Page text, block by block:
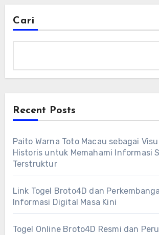
Cari
Recent Posts
Paito Warna Toto Macau sebagai
Historis untuk Memahami Informasi
Terstruktur
Link Togel Broto4D dan
Informasi Digital Masa Kini
Togel Online Broto4D Resmi dan